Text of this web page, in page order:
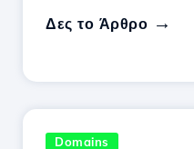
Δες το Άρθρο
Domains